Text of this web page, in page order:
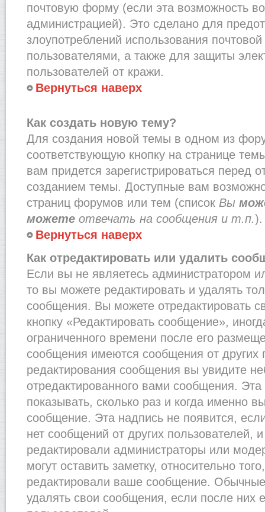
почтовую форму (если эта возможность
администрацией). Это сделано для
злоупотреблений использования
пользователями, а также для защиты
пользователей от кражи.
Вернуться наверх
Как создать новую тему?
Для создания новой темы в одном из
соответствующую кнопку на странице
вам придется зарегистрироваться перед
созданием темы. Доступные вам
страниц форумов или тем (список Вы
можете отвечать на сообщения и т.п.).
Вернуться наверх
Как отредактировать или удалить
Если вы не являетесь администратором
то вы можете редактировать и удалять
сообщения. Вы можете отредактировать
кнопку «Редактировать сообщение»,
ограниченного времени после его
сообщения имеются сообщения от других
редактирования сообщения вы увидите
отредактированного вами сообщения. Эта
показывать, сколько раз и когда именно
сообщение. Эта надпись не появится,
нет сообщений от других пользователей,
редактировали администраторы или
могут оставить заметку, относительно
редактировали ваше сообщение. Обычные
удалять свои сообщения, если после них